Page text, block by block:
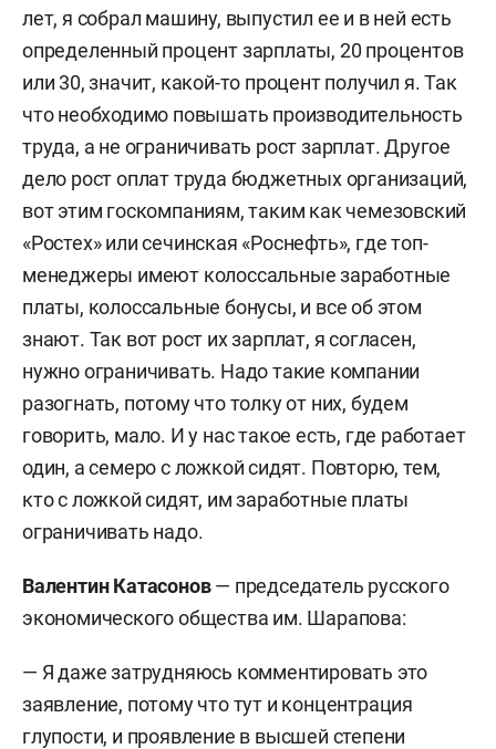
лет, я собрал машину, выпустил ее и в ней есть
определенный процент зарплаты, 20 процентов
или 30, значит, какой-то процент получил я. Так
что необходимо повышать производительность
труда, а не ограничивать рост зарплат. Другое
дело рост оплат труда бюджетных организаций,
вот этим госкомпаниям, таким как чемезовский
«Ростех» или сечинская «Роснефть», где топ-
менеджеры имеют колоссальные заработные
платы, колоссальные бонусы, и все об этом
знают. Так вот рост их зарплат, я согласен,
нужно ограничивать. Надо такие компании
разогнать, потому что толку от них, будем
говорить, мало. И у нас такое есть, где работает
один, а семеро с ложкой сидят. Повторю, тем,
кто с ложкой сидят, им заработные платы
ограничивать надо.
Валентин Катасонов— председатель русского
экономического общества им. Шарапова:
— Я даже затрудняюсь комментировать это
заявление, потому что тут и концентрация
глупости, и проявление в высшей степени